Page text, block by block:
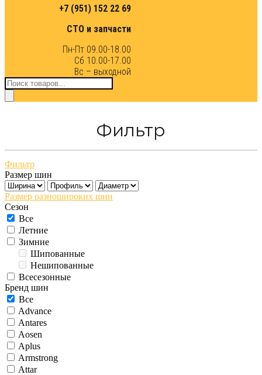
+7 (951) 152 22 69
СТО и запчасти
Пн-Пт 09.00-18.00
Сб 10.00-17.00
Вс – выходной
Поиск
товаров
Фильтр
Фильтр
Размер шин
Размер разношироких шин
Сезон
Все
Летние
Зимние
Шипованные
Нешипованные
Всесезонные
Бренд шин
Все
Advance
Antares
Aosen
Aplus
Armstrong
Attar